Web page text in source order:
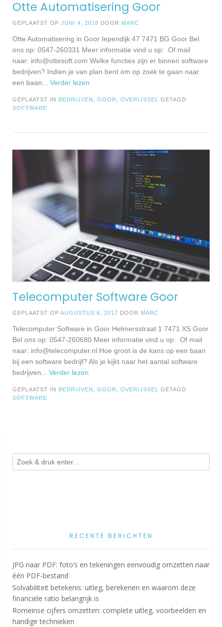
Otte Automatisering Goor
GEPLAATST OP JUNI 4, 2018 DOOR MARC
Otte Automatisering in Goor Iependijk 47 7471 BG Goor Bel
ons op: 0547-260331 Meer informatie vind u op: Of mail
naar: info@ottesoft.com Welke functies zijn er binnen software
bedrijven? Indien je van plan bent om op zoek te gaan naar
een baan... Verder lezen
GEPLAATST IN BEDRIJVEN GOOR OVERIJSSEL
GETAGD
SOFTWARE
Telecomputer Software Goor
GEPLAATST OP AUGUSTUS 6, 2017 DOOR MARC
Telecomputer Software in Goor Helmersstraat 1 7471 XS Goor
Bel ons op: 0547-260680 Meer informatie vind u op: Of mail
naar: info@telecomputer.nl Hoe groot is de kans op een baan
bij een software bedrijf? Als je kijkt naar het aantal software
bedrijven... Verder lezen
GEPLAATST IN BEDRIJVEN GOOR OVERIJSSEL
GETAGD
SOFTWARE
RECENTE BERICHTEN
JPG naar PDF: foto’s en tekeningen eenvoudig omzetten naar
één PDF-bestand
Solvabiliteit betekenis: uitleg, berekenen en waarom deze
financiële ratio belangrijk is
Romeinse cijfers omzetten: complete uitleg, voorbeelden en
handige technieken